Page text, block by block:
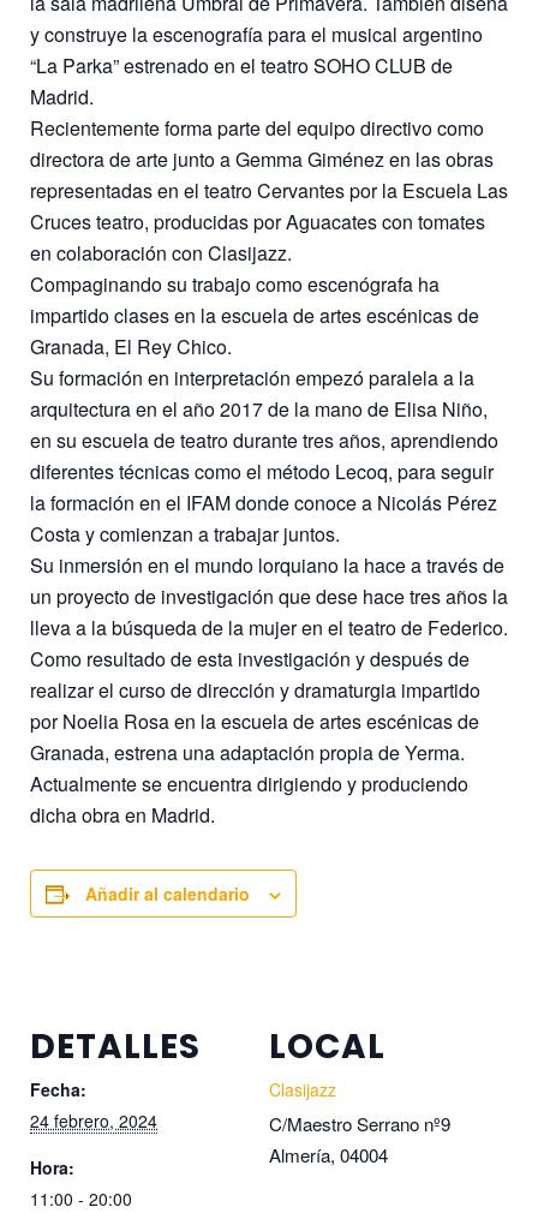
y construye la escenografía para el musical argentino
“La Parka” estrenado en el teatro SOHO CLUB de
Madrid.
Recientemente forma parte del equipo directivo como
directora de arte junto a Gemma Giménez en las obras
representadas en el teatro Cervantes por la Escuela Las
Cruces teatro, producidas por Aguacates con tomates
en colaboración con Clasijazz.
Compaginando su trabajo como escenógrafa ha
impartido clases en la escuela de artes escénicas de
Granada, El Rey Chico.
Su formación en interpretación empezó paralela a la
arquitectura en el año 2017 de la mano de Elisa Niño,
en su escuela de teatro durante tres años, aprendiendo
diferentes técnicas como el método Lecoq, para seguir
la formación en el IFAM donde conoce a Nicolás Pérez
Costa y comienzan a trabajar juntos.
Su inmersión en el mundo lorquiano la hace a través de
un proyecto de investigación que dese hace tres años la
lleva a la búsqueda de la mujer en el teatro de Federico.
Como resultado de esta investigación y después de
realizar el curso de dirección y dramaturgia impartido
por Noelia Rosa en la escuela de artes escénicas de
Granada, estrena una adaptación propia de Yerma.
Actualmente se encuentra dirigiendo y produciendo
dicha obra en Madrid.
Añadir al calendario
DETALLES
Fecha:
24 febrero, 2024
Hora:
11:00 - 20:00
LOCAL
Clasijazz
C/Maestro Serrano nº9
Almería, 04004